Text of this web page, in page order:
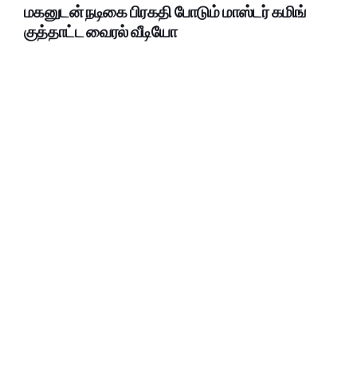
மகனுடன் நடிகை பிரகதி போடும் மாஸ்டர் கமிங்
குத்தாட்ட வைரல் வீடியோ